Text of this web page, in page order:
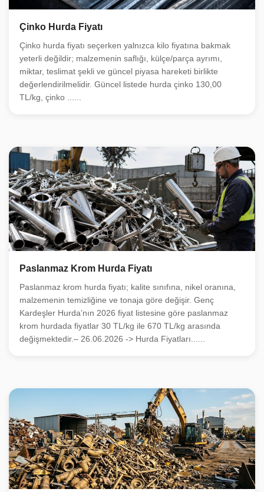
Çinko Hurda Fiyatı
Çinko hurda fiyatı seçerken yalnızca kilo fiyatına bakmak
yeterli değildir; malzemenin saflığı, külçe/parça ayrımı,
miktar, teslimat şekli ve güncel piyasa hareketi birlikte
değerlendirilmelidir. Güncel listede hurda çinko 130,00
TL/kg, çinko ......
Paslanmaz Krom Hurda Fiyatı
Paslanmaz krom hurda fiyatı; kalite sınıfına, nikel oranına,
malzemenin temizliğine ve tonaja göre değişir. Genç
Kardeşler Hurda’nın 2026 fiyat listesine göre paslanmaz
krom hurdada fiyatlar 30 TL/kg ile 670 TL/kg arasında
değişmektedir.– 26.06.2026 -> Hurda Fiyatları......